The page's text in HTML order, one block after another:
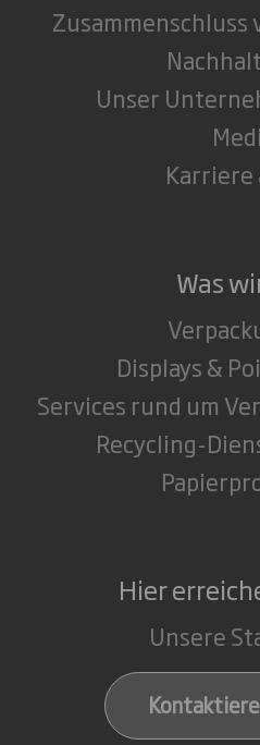
Zusammenschluss
Unser
Karriere
Was
Displays &
Services rund um
Recycling-
Hier
Unsere